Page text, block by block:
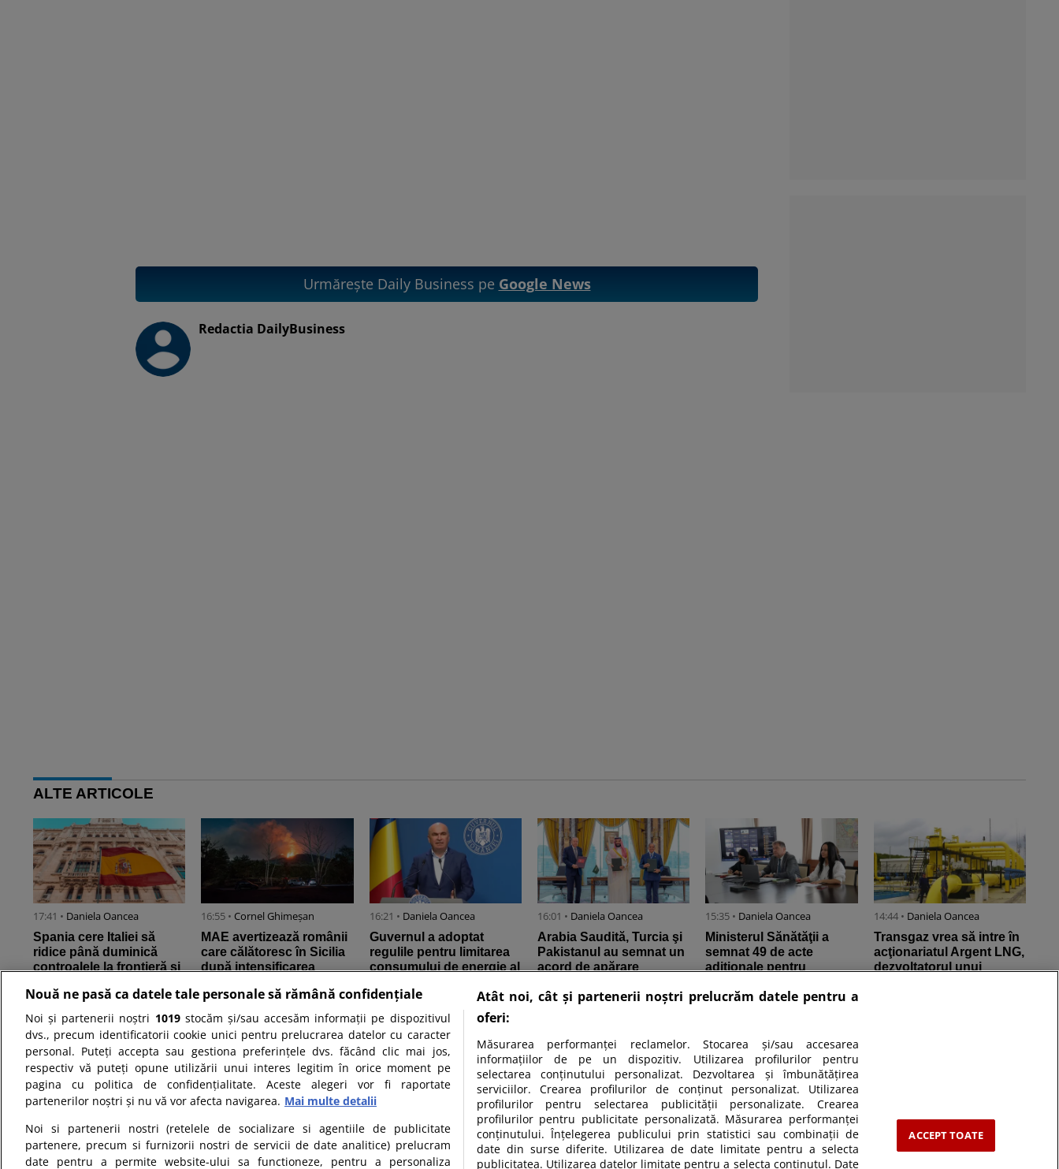
Urmărește Daily Business pe Google News
Redactia DailyBusiness
ALTE ARTICOLE
17:41 • Daniela Oancea
Spania cere Italiei să
ridice până duminică
controalele la frontieră și
16:55 • Cornel Ghimeșan
MAE avertizează românii
care călătoresc în Sicilia
după intensificarea
16:21 • Daniela Oancea
Guvernul a adoptat
regulile pentru limitarea
consumului de energie al
16:01 • Daniela Oancea
Arabia Saudită, Turcia şi
Pakistanul au semnat un
acord de apărare
15:35 • Daniela Oancea
Ministerul Sănătăţii a
semnat 49 de acte
adiţionale pentru
din PNRR în ...
14:44 • Daniela Oancea
Transgaz vrea să intre în
acţionariatul Argent LNG,
dezvoltatorul unui
Încrederea în Zelenski
scade după protestele
Ministerul Finanțelor
lansează o nouă
Cornel Ghimeșan
Ilie Bolojan despre criza
din energie: „E o
10:00 •Daniela Oancea
Un elev a deschis focul
într-o școală din
09:34 •Daniela Oancea
Exercițiu demonstrativ
cu avioane F-16 la Baza
Nouă ne pasă ca datele tale personale să rămână confidențiale
Noi și partenerii noștri 1019stocăm și/sau accesăm informații pe dispozitivul
dvs., precum identificatorii cookie unici pentru prelucrarea datelor cu caracter
personal. Puteți accepta sau gestiona preferințele dvs. făcând clic mai jos,
respectiv vă puteți opune utilizării unui interes legitim în orice moment pe
pagina cu politica de confidențialitate. Aceste alegeri vor fi raportate
partenerilor noștri și nu vă vor afecta navigarea. Mai multe detalii
Noi si partenerii nostri (retelele de socializare si agentiile de publicitate
partenere, precum si furnizorii nostri de servicii de date analitice) prelucram
date pentru a permite website-ului sa functioneze, pentru a personaliza
Atât noi, cât și partenerii noștri prelucrăm datele pentru a
oferi:
Măsurarea performanței reclamelor. Stocarea și/sau accesarea
informațiilor de pe un dispozitiv. Utilizarea profilurilor pentru
selectarea conținutului personalizat. Dezvoltarea și îmbunătățirea
serviciilor. Crearea profilurilor de conținut personalizat. Utilizarea
profilurilor pentru selectarea publicității personalizate. Crearea
profilurilor pentru publicitate personalizată. Măsurarea performanței
conținutului. Înțelegerea publicului prin statistici sau combinații de
date din surse diferite. Utilizarea de date limitate pentru a selecta
publicitatea. Utilizarea datelor limitate pentru a selecta conținutul. Date
ACCEPT TOATE